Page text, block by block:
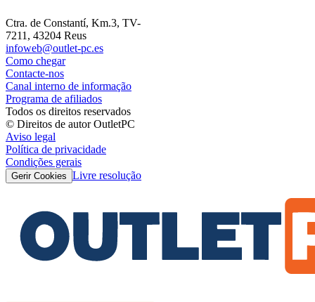
Ctra. de Constantí, Km.3, TV-
7211, 43204 Reus
infoweb@outlet-pc.es
Como chegar
Contacte-nos
Canal interno de informação
Programa de afiliados
Todos os direitos reservados
© Direitos de autor OutletPC
Aviso legal
Política de privacidade
Condições gerais
Gerir Cookies Livre resolução